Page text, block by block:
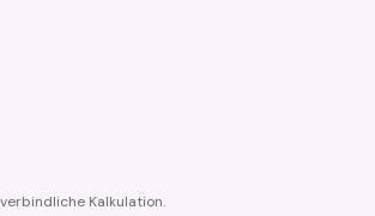
Kalkulation.